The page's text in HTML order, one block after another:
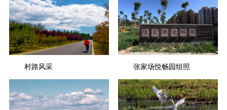
村路风采
周明星
张家场悦畅园组照